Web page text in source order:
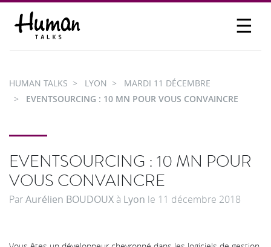
☰
PARTICIPER
HUMAN TALKS LYON
MARDI 11 DÉCEMBRE
EVENTSOURCING : 10 MN POUR VOUS CONVAINCRE
EVENTSOURCING : 10 MN POUR
VOUS CONVAINCRE
ParAurélien BOUDOUX à Lyon le 11 décembre 2018